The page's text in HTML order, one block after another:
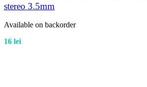
stereo 3.5mm
Available on backorder
16 lei